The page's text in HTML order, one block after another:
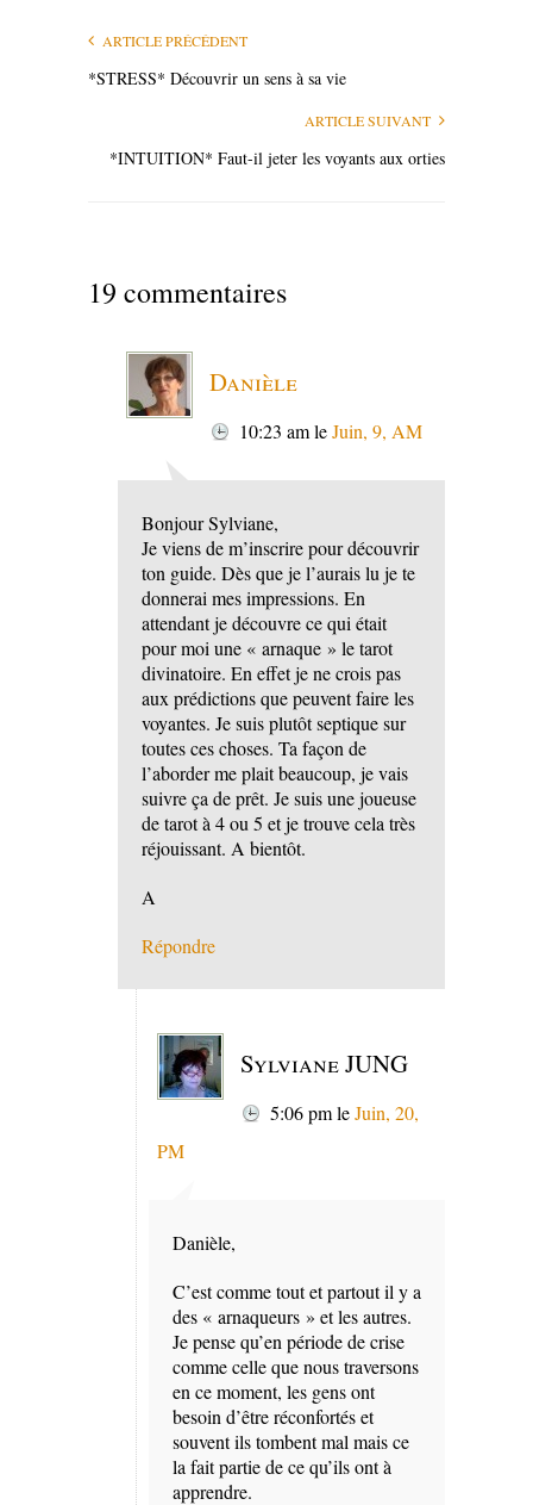
ARTICLE PRÉCÉDENT
*STRESS* Découvrir un sens à sa vie
ARTICLE SUIVANT
*INTUITION* Faut-il jeter les voyants aux orties
19 commentaires
Danièle
10:23 amleJuin, 9, AM
Bonjour Sylviane,
Je viens de m’inscrire pour découvrir
ton guide. Dès que je l’aurais lu je te
donnerai mes impressions. En
attendant je découvre ce qui était
pour moi une « arnaque » le tarot
divinatoire. En effet je ne crois pas
aux prédictions que peuvent faire les
voyantes. Je suis plutôt septique sur
toutes ces choses. Ta façon de
l’aborder me plait beaucoup, je vais
suivre ça de prêt. Je suis une joueuse
de tarot à 4 ou 5 et je trouve cela très
réjouissant. A bientôt.
A
Répondre
Sylviane JUNG
5:06 pmleJuin, 20,
PM
Danièle,
C’est comme tout et partout il y a
des « arnaqueurs » et les autres.
Je pense qu’en période de crise
comme celle que nous traversons
en ce moment, les gens ont
besoin d’être réconfortés et
souvent ils tombent mal mais ce
la fait partie de ce qu’ils ont à
apprendre.